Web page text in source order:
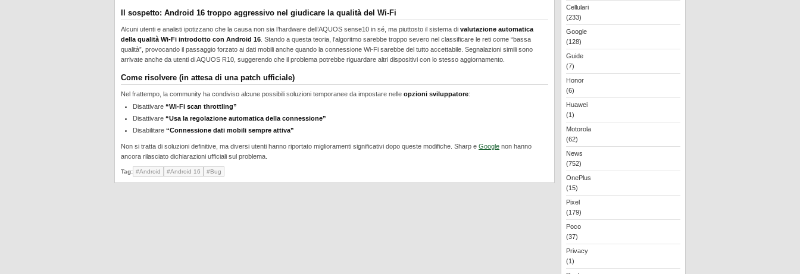
Il sospetto: Android 16 troppo aggressivo nel giudicare la qualità del Wi-Fi
Alcuni utenti e analisti ipotizzano che la causa non sia l’hardware dell’AQUOS sense10 in sé, ma piuttosto il sistema di valutazione automatica
della qualità Wi-Fi introdotto con Android 16 . Stando a questa teoria, l’algoritmo sarebbe troppo severo nel classificare le reti come “bassa
qualità”, provocando il passaggio forzato ai dati mobili anche quando la connessione Wi-Fi sarebbe del tutto accettabile. Segnalazioni simili sono
arrivate anche da utenti di AQUOS R10, suggerendo che il problema potrebbe riguardare altri dispositivi con lo stesso aggiornamento.
Come risolvere (in attesa di una patch ufficiale)
Nel frattempo, la community ha condiviso alcune possibili soluzioni temporanee da impostare nelle opzioni sviluppatore:
Disattivare “Wi-Fi scan throttling”
Disattivare “Usa la regolazione automatica della connessione”
Disabilitare “Connessione dati mobili sempre attiva”
Non si tratta di soluzioni definitive, ma diversi utenti hanno riportato miglioramenti significativi dopo queste modifiche. Sharp e Google non hanno
ancora rilasciato dichiarazioni ufficiali sul problema.
Tag: #Android #Android 16 #Bug
Cellulari
(233)
Google
(128)
Guide
(7)
Honor
(6)
Huawei
(1)
Motorola
(62)
News
(752)
OnePlus
(15)
Pixel
(179)
Poco
(37)
Privacy
(1)